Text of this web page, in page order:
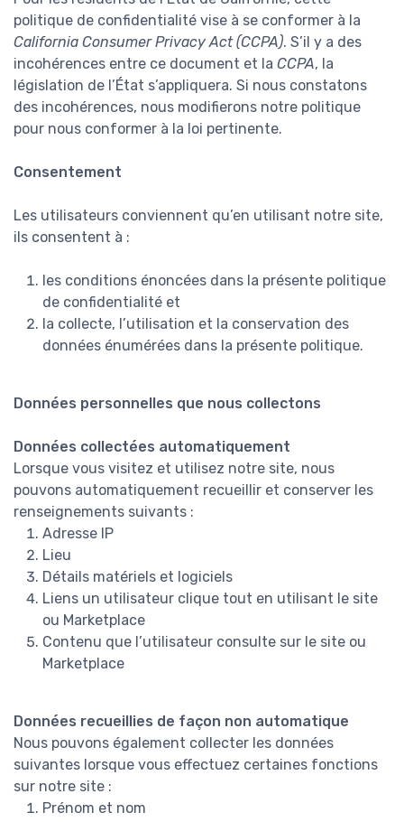
politique de confidentialité vise à se conformer à la
California Consumer Privacy Act (CCPA). S’il y a des
incohérences entre ce document et la CCPA, la
législation de l’État s’appliquera. Si nous constatons
des incohérences, nous modifierons notre politique
pour nous conformer à la loi pertinente.
Consentement
Les utilisateurs conviennent qu’en utilisant notre site,
ils consentent à :
les conditions énoncées dans la présente politique
de confidentialité et
la collecte, l’utilisation et la conservation des
données énumérées dans la présente politique.
Données personnelles que nous collectons
Données collectées automatiquement
Lorsque vous visitez et utilisez notre site, nous
pouvons automatiquement recueillir et conserver les
renseignements suivants :
Adresse IP
Lieu
Détails matériels et logiciels
Liens un utilisateur clique tout en utilisant le site
ou Marketplace
Contenu que l’utilisateur consulte sur le site ou
Marketplace
Données recueillies de façon non automatique
Nous pouvons également collecter les données
suivantes lorsque vous effectuez certaines fonctions
sur notre site :
Prénom et nom